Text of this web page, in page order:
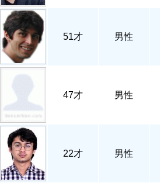
51才 男性
47才 男性
22才 男性